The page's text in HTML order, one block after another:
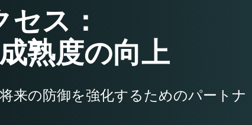
ス：
熟度の向上
来の防御を強化するためのパートナ